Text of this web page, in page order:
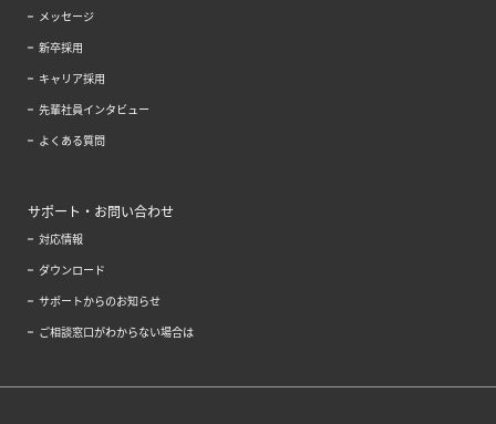
メッセージ
新卒採用
キャリア採用
先輩社員インタビュー
よくある質問
サポート・お問い合わせ
対応情報
ダウンロード
サポートからのお知らせ
ご相談窓口がわからない場合は